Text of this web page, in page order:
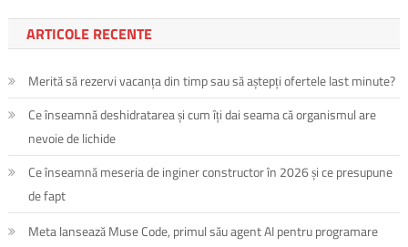
ARTICOLE RECENTE
Merită să rezervi vacanța din timp sau să aștepți ofertele last minute?
Ce înseamnă deshidratarea și cum îți dai seama că organismul are
nevoie de lichide
Ce înseamnă meseria de inginer constructor în 2026 și ce presupune
de fapt
Meta lansează Muse Code, primul său agent AI pentru programare